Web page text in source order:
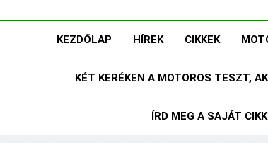
KEZDŐLAP HÍREK CIKKEK
KÉT KERÉKEN A MOTOROS TESZT,
ÍRD MEG A SAJÁT